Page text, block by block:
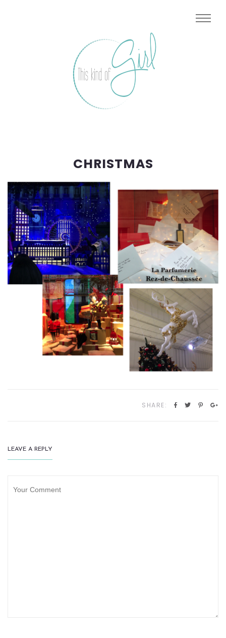
CHRISTMAS
SHARE:
LEAVE A REPLY